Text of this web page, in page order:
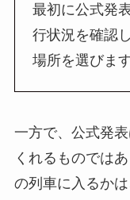
最初に公式発
行状況を確認
場所を選びます
一方で、公式発
くれるものでは
の列車に入るか